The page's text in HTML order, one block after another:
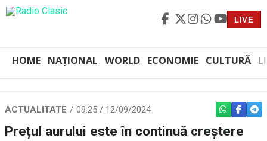
LIVE
HOME NAȚIONAL WORLD ECONOMIE CULTURĂ
ACTUALITATE 09:25 / 12/09/2024 WHATSAPP
Prețul aurului este în continuă creștere